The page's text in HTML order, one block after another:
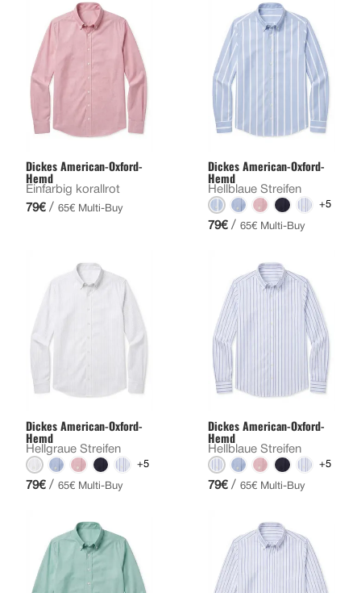
Dickes American-Oxford-
Hemd
Einfarbig korallrot
79€ / 65€ Multi-Buy
Dickes American-Oxford-
Hemd
Hellblaue Streifen
+5
79€ / 65€ Multi-Buy
Dickes American-Oxford-
Hemd
Hellgraue Streifen
+5
79€ / 65€ Multi-Buy
Dickes American-Oxford-
Hemd
Hellblaue Streifen
+5
79€ / 65€ Multi-Buy